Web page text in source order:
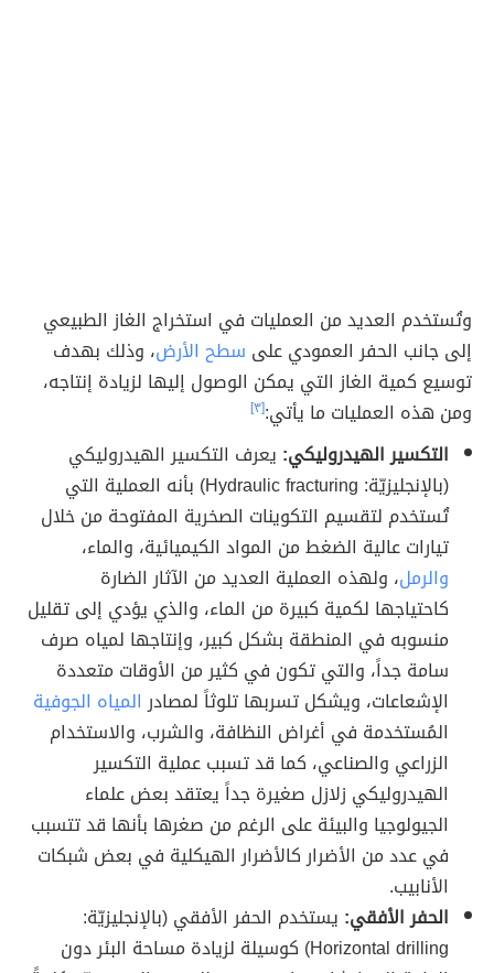
وتُستخدم العديد من العمليات في استخراج الغاز الطبيعي
إلى جانب الحفر العمودي على سطح الأرض، وذلك بهدف
توسيع كمية الغاز التي يمكن الوصول إليها لزيادة إنتاجه،
ومن هذه العمليات ما يأتي:[٣]
التكسير الهيدروليكي: يعرف التكسير الهيدروليكي
(بالإنجليزيّة: Hydraulic fracturing) بأنه العملية التي
تُستخدم لتقسيم التكوينات الصخرية المفتوحة من خلال
تيارات عالية الضغط من المواد الكيميائية، والماء،
والرمل، ولهذه العملية العديد من الآثار الضارة
كاحتياجها لكمية كبيرة من الماء، والذي يؤدي إلى تقليل
منسوبه في المنطقة بشكل كبير، وإنتاجها لمياه صرف
سامة جداً، والتي تكون في كثير من الأوقات متعددة
الإشعاعات، ويشكل تسربها تلوثاً لمصادرالمياه الجوفية
المُستخدمة في أغراض النظافة، والشرب، والاستخدام
الزراعي والصناعي، كما قد تسبب عملية التكسير
الهيدروليكي زلازل صغيرة جداً يعتقد بعض علماء
الجيولوجيا والبيئة على الرغم من صغرها بأنها قد تتسبب
في عدد من الأضرار كالأضرار الهيكلية في بعض شبكات
الأنابيب.
الحفر الأفقي: يستخدم الحفر الأفقي (بالإنجليزيّة:
Horizontal drilling) كوسيلة لزيادة مساحة البئر دون